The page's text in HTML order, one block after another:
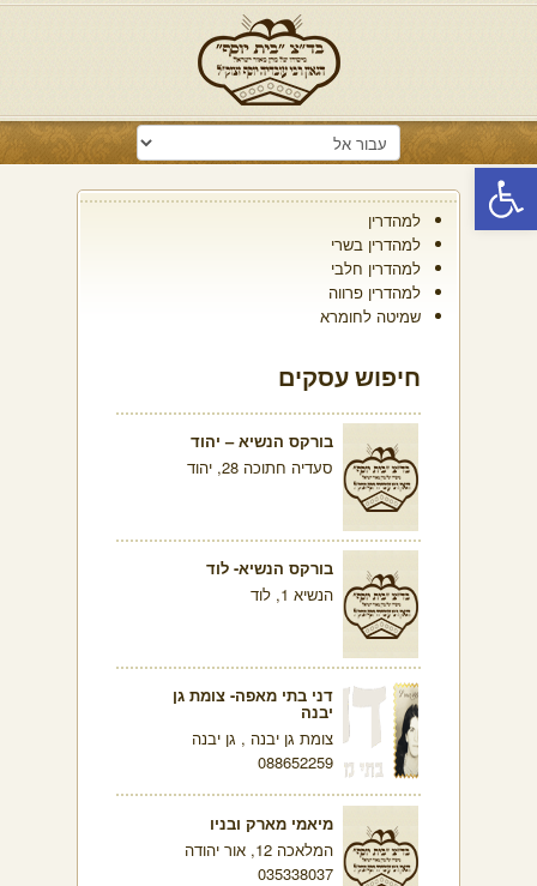
פתח סרגל נגישות
למהדרין
למהדרין בשרי
למהדרין חלבי
למהדרין פרווה
שמיטה לחומרא
חיפוש עסקים
בורקס הנשיא – יהוד
סעדיה חתוכה 28, יהוד
בורקס הנשיא- לוד
הנשיא 1, לוד
דני בתי מאפה- צומת גן
יבנה
צומת גן יבנה , גן יבנה
088652259
מיאמי מארק ובניו
המלאכה 12, אור יהודה
035338037